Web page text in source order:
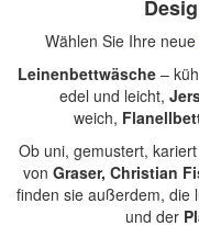
Wählen Sie Ihre neue
Leinenbettwäsche–
edel und leicht,
weich,
Ob uni, gemustert,
von Graser, Christian
finden sie außerdem, die
und der